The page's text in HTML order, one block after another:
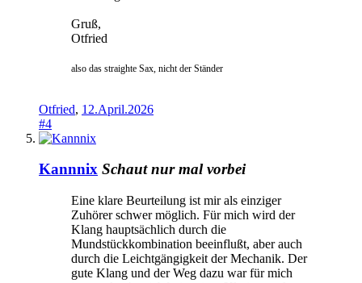
Gruß,
Otfried
also das straighte Sax, nicht der Ständer
Otfried, 12.April.2026
#4
Kannnix Schaut nur mal vorbei
Eine klare Beurteilung ist mir als einziger
Zuhörer schwer möglich. Für mich wird der
Klang hauptsächlich durch die
Mundstückkombination beeinflußt, aber auch
durch die Leichtgängigkeit der Mechanik. Der
gute Klang und der Weg dazu war für mich